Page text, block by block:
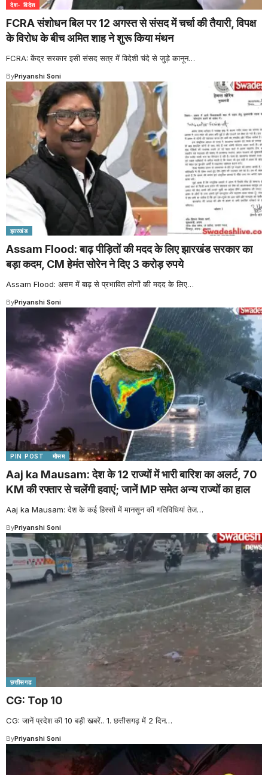
देश- विदेश
FCRA संशोधन बिल पर 12 अगस्त से संसद में चर्चा की तैयारी, विपक्ष
के विरोध के बीच अमित शाह ने शुरू किया मंथन
FCRA: केंद्र सरकार इसी संसद सत्र में विदेशी चंदे से जुड़े कानून…
ByPriyanshi Soni
झारखंड
Assam Flood: बाढ़ पीड़ितों की मदद के लिए झारखंड सरकार का
बड़ा कदम, CM हेमंत सोरेन ने दिए 3 करोड़ रुपये
Assam Flood: असम में बाढ़ से प्रभावित लोगों की मदद के लिए…
ByPriyanshi Soni
PIN POST मौसम
Aaj ka Mausam: देश के 12 राज्यों में भारी बारिश का अलर्ट, 70
KM की रफ्तार से चलेंगी हवाएं; जानें MP समेत अन्य राज्यों का हाल
Aaj ka Mausam: देश के कई हिस्सों में मानसून की गतिविधियां तेज…
ByPriyanshi Soni
छत्तीसगढ
CG: Top 10
CG: जानें प्रदेश की 10 बड़ी खबरें.. 1. छत्तीसगढ़ में 2 दिन…
ByPriyanshi Soni